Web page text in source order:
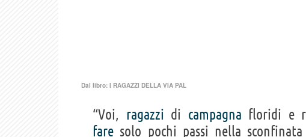
Dal libro: I RAGAZZI DELLA VIA PAL
“Voi, ragazzi di campagna floridi e
fare solo pochi passi nella